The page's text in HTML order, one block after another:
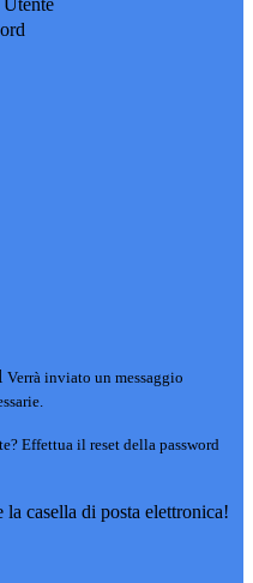
Verrà inviato un messaggio
Effettua il reset della password
casella di posta elettronica!